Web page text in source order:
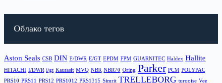
Облако тегов
Aston Seals CSB DIN E/DWR E/GT EPDM FPM GUARNITEC Haldex Hallite
HITACHI I/DWR i/gt Kautasit MVQ NBR NBR70 Oring Parker PCM POLYPAC
PRS10 PRS11 PRS12 PRS1012 PRS1315 Simrit TRELLEBORG turqoise Vee